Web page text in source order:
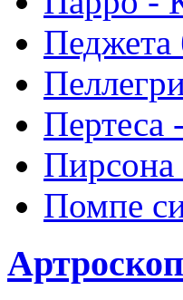
Педжета
Пертеса
Помпе